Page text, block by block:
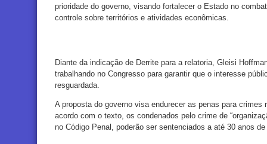
prioridade do governo, visando fortalecer o Estado no
controle sobre territórios e atividades econômicas.
Diante da indicação de Derrite para a relatoria, Gleisi
trabalhando no Congresso para garantir que o interesse
resguardada.
A proposta do governo visa endurecer as penas para
acordo com o texto, os condenados pelo crime de
no Código Penal, poderão ser sentenciados a até 30 anos de